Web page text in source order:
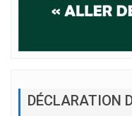
DÉCLARATION